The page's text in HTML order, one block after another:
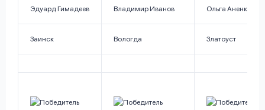
Эдуард Гимадеев Владимир Иванов Ольга Аненкова
Заинск Вологда Златоуст